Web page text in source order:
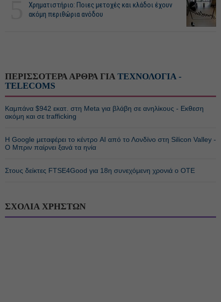
Χρηματιστήριο: Ποιες μετοχές και κλάδοι έχουν
ακόμη περιθώρια ανόδου
ΠΕΡΙΣΣΟΤΕΡΑ ΑΡΘΡΑ ΓΙΑ ΤΕΧΝΟΛΟΓΙΑ -
TELECOMS
Καμπάνα $942 εκατ. στη Meta για βλάβη σε ανηλίκους - Εκθεση
ακόμη και σε trafficking
Η Google μεταφέρει το κέντρο AI από το Λονδίνο στη Silicon Valley -
Ο Μπριν παίρνει ξανά τα ηνία
Στους δείκτες FTSE4Good για 18η συνεχόμενη χρονιά ο ΟΤΕ
ΣΧΟΛΙΑ ΧΡΗΣΤΩΝ